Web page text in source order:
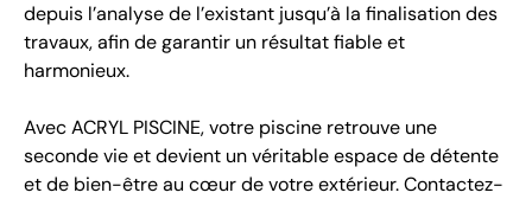
depuis l’analyse de l’existant jusqu’à la finalisation des
travaux, afin de garantir un résultat fiable et
harmonieux.
Avec ACRYL PISCINE, votre piscine retrouve une
seconde vie et devient un véritable espace de détente
et de bien-être au cœur de votre extérieur. Contactez-